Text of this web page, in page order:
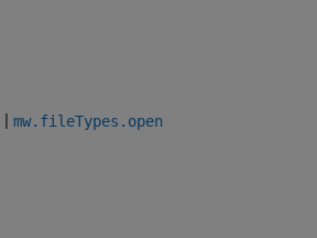
| mw.fileTypes.open